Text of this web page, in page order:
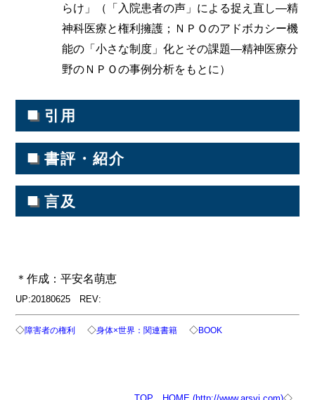
らけ」（「入院患者の声」による捉え直し―精
神科医療と権利擁護；ＮＰＯのアドボカシー機
能の「小さな制度」化とその課題―精神医療分
野のＮＰＯの事例分析をもとに）
■ 引用
■ 書評・紹介
■ 言及
＊作成：平安名萌恵
UP:20180625 REV:
◇障害者の権利 ◇身体×世界：関連書籍 ◇BOOK